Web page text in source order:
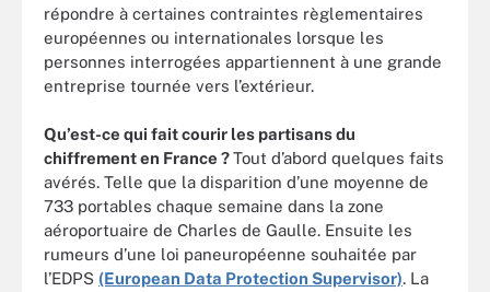
répondre à certaines contraintes règlementaires
européennes ou internationales lorsque les
personnes interrogées appartiennent à une grande
entreprise tournée vers l’extérieur.
Qu’est-ce qui fait courir les partisans du
chiffrement en France ?Tout d’abord quelques faits
avérés. Telle que la disparition d’une moyenne de
733 portables chaque semaine dans la zone
aéroportuaire de Charles de Gaulle. Ensuite les
rumeurs d’une loi paneuropéenne souhaitée par
l’EDPS (European Data Protection Supervisor). La